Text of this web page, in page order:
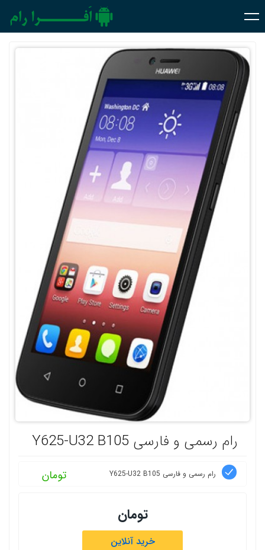
رام رسمی و فارسی Y625-U32 B105
رام رسمی و فارسی Y625-U32 B105 تومان
تومان
خرید آنلاین